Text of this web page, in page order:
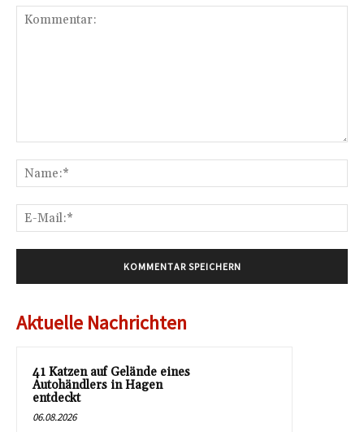
Aktuelle Nachrichten
41 Katzen auf Gelände eines
Autohändlers in Hagen
entdeckt
06.08.2026